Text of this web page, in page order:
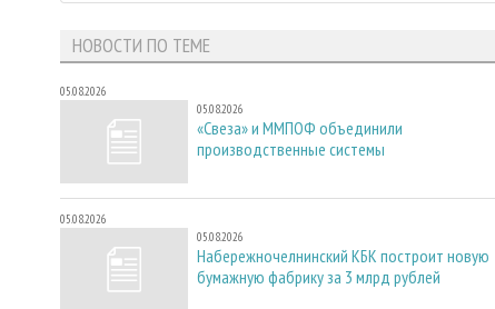
НОВОСТИ ПО ТЕМЕ
05.08.2026
05.08.2026
«Свеза» и ММПОФ объединили
производственные системы
05.08.2026
05.08.2026
Набережночелнинский КБК построит новую
бумажную фабрику за 3 млрд рублей